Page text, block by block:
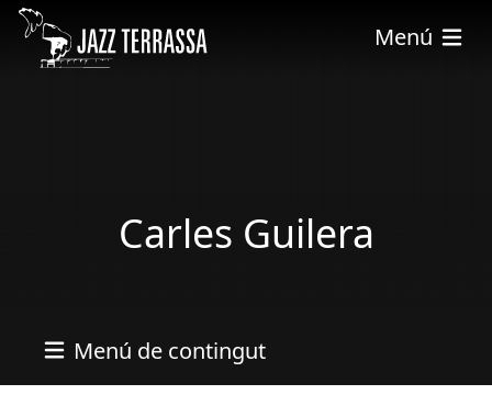
Vés al contingut
Menú
Carles Guilera
Menú de contingut